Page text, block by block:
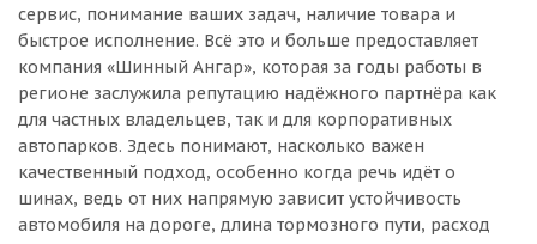
сервис, понимание ваших задач, наличие товара и
быстрое исполнение. Всё это и больше предоставляет
компания «Шинный Ангар», которая за годы работы в
регионе заслужила репутацию надёжного партнёра как
для частных владельцев, так и для корпоративных
автопарков. Здесь понимают, насколько важен
качественный подход, особенно когда речь идёт о
шинах, ведь от них напрямую зависит устойчивость
автомобиля на дороге, длина тормозного пути, расход